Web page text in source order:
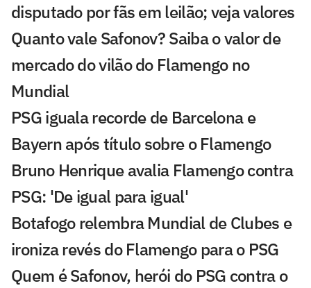
disputado por fãs em leilão; veja valores
Quanto vale Safonov? Saiba o valor de
mercado do vilão do Flamengo no
Mundial
PSG iguala recorde de Barcelona e
Bayern após título sobre o Flamengo
Bruno Henrique avalia Flamengo contra
PSG: 'De igual para igual'
Botafogo relembra Mundial de Clubes e
ironiza revés do Flamengo para o PSG
Quem é Safonov, herói do PSG contra o